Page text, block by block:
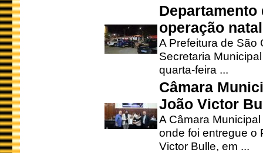
operação
A Prefeitura de São
Secretaria
quarta-feira ...
Câmara
João Victor
A Câmara
onde foi entregue o
Victor Bulle, em ...